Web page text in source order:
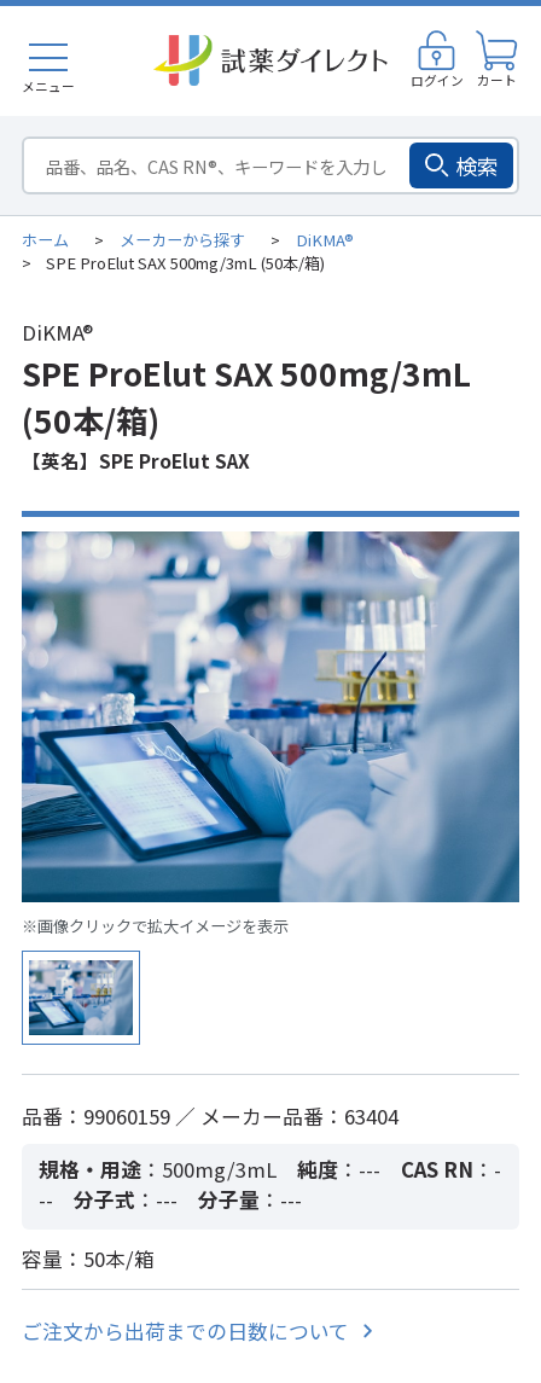
メニュー ログイン カート
検索
ホーム > メーカーから探す > DiKMA®
> SPE ProElut SAX 500mg/3mL (50本/箱)
DiKMA®
SPE ProElut SAX 500mg/3mL
(50本/箱)
【英名】SPE ProElut SAX
※画像クリックで拡大イメージを表示
品番：99060159 ／ メーカー品番：63404
規格・用途 ：500mg/3mL 純度：--- CAS RN ：-
--
分子式 ：--- 分子量 ：---
容量：50本/箱
ご注文から出荷までの日数について